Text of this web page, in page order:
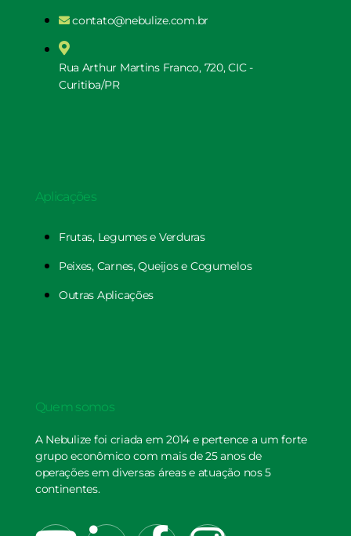
Quem somos
A Nebulize foi criada em 2014 e pertence a um forte
grupo econômico com mais de 25 anos de
operações em diversas áreas e atuação nos 5
continentes.
Aplicações
Frutas, Legumes e Verduras
Peixes, Carnes, Queijos e Cogumelos
Outras Aplicações
contato@nebulize.com.br
Rua Arthur Martins Franco, 720, CIC -
Curitiba/PR